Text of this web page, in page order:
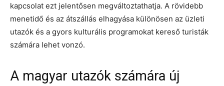
kapcsolat ezt jelentősen megváltoztathatja. A rövidebb
menetidő és az átszállás elhagyása különösen az üzleti
utazók és a gyors kulturális programokat kereső turisták
számára lehet vonzó.
A magyar utazók számára új